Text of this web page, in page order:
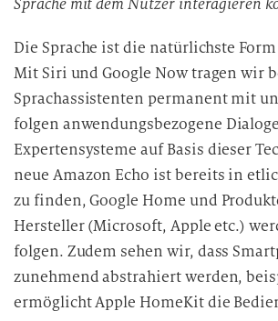
Sprache mit dem Nutzer interagieren
Die Sprache ist die natürlichste
Mit Siri und Google Now tragen wir
Sprachassistenten permanent mit
folgen anwendungsbezogene
Expertensysteme auf Basis dieser
neue Amazon Echo ist bereits in
zu finden, Google Home und
Hersteller (Microsoft, Apple etc.)
folgen. Zudem sehen wir, dass
zunehmend abstrahiert werden,
ermöglicht Apple HomeKit die